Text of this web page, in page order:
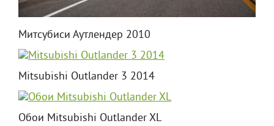
Митсубиси Аутлендер 2010
Mitsubishi Outlander 3 2014
Обои Mitsubishi Outlander XL